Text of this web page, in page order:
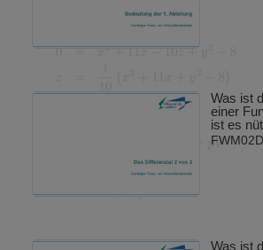
Was ist
einer
ist es
Was ist